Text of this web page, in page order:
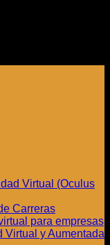
Virtual (Oculus
Carreras
para empresas
Virtual y Aumentada